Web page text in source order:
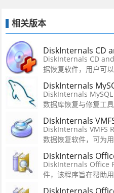
相关版本
DiskInternals CD
DiskInternals CD and
据恢复软件，用户可
可以兼容光盘、刻录
需要的话可以来本站
DiskInternals
DiskInternals MySQL
数据库恢复与修复工
数据库，此恢复软件
创建的MySQL数据库
DiskInternals
DiskInternals VMFS
数据恢复软件，可为
数据以及装入映像和
vSphere，ESXi /
DiskInternals
DiskInternals Office
件，该程序旨在帮助
Excel、PowerPoint